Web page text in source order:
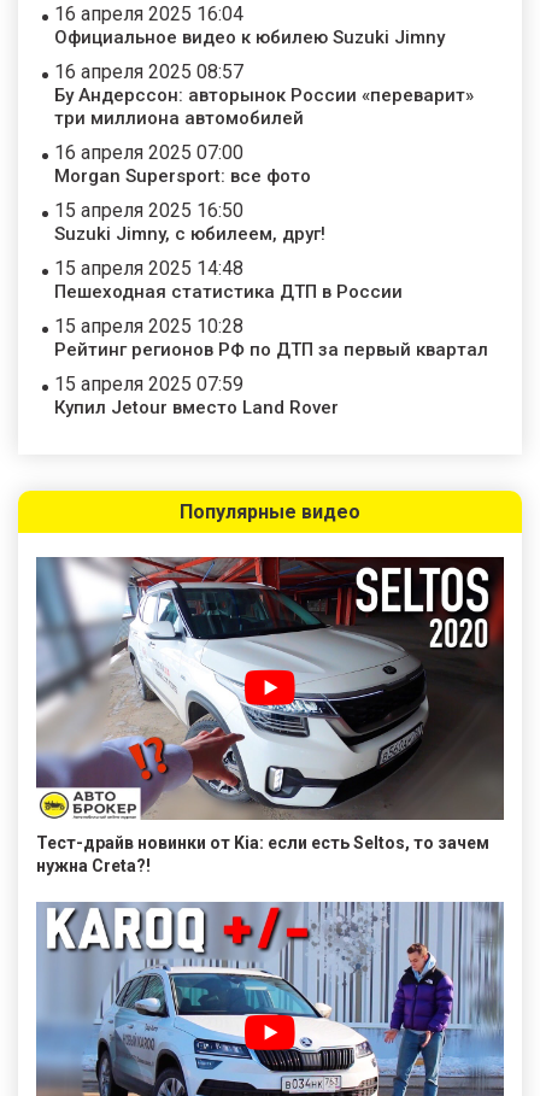
16 апреля 2025 16:04
Официальное видео к юбилею Suzuki Jimny
16 апреля 2025 08:57
Бу Андерссон: авторынок России «переварит»
три миллиона автомобилей
16 апреля 2025 07:00
Morgan Supersport: все фото
15 апреля 2025 16:50
Suzuki Jimny, с юбилеем, друг!
15 апреля 2025 14:48
Пешеходная статистика ДТП в России
15 апреля 2025 10:28
Рейтинг регионов РФ по ДТП за первый квартал
15 апреля 2025 07:59
Купил Jetour вместо Land Rover
Популярные видео
Тест-драйв новинки от Kia: если есть Seltos, то зачем
нужна Creta?!